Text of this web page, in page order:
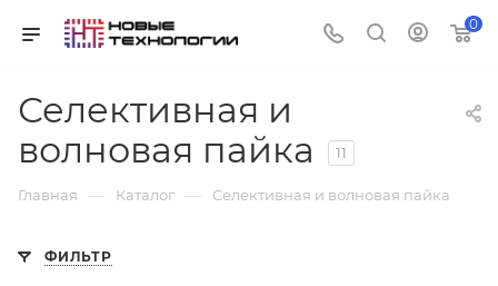
0
Селективная и
волновая пайка
11
Главная — Каталог — Селективная и волновая пайка
ФИЛЬТР